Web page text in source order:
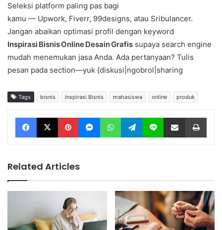
Seleksi platform paling pas bagi
kamu — Upwork, Fiverr, 99designs, atau Sribulancer.
Jangan abaikan optimasi profil dengan keyword
Inspirasi Bisnis Online Desain Grafis supaya search engine
mudah menemukan jasa Anda. Ada pertanyaan? Tulis
pesan pada section—yuk {diskusi|ngobrol|sharing
Tags bisnis Inspirasi Bisnis mahasiswa online produk
Facebook X Pinterest Messenger WhatsApp Telegram Line Share via Email
Related Articles